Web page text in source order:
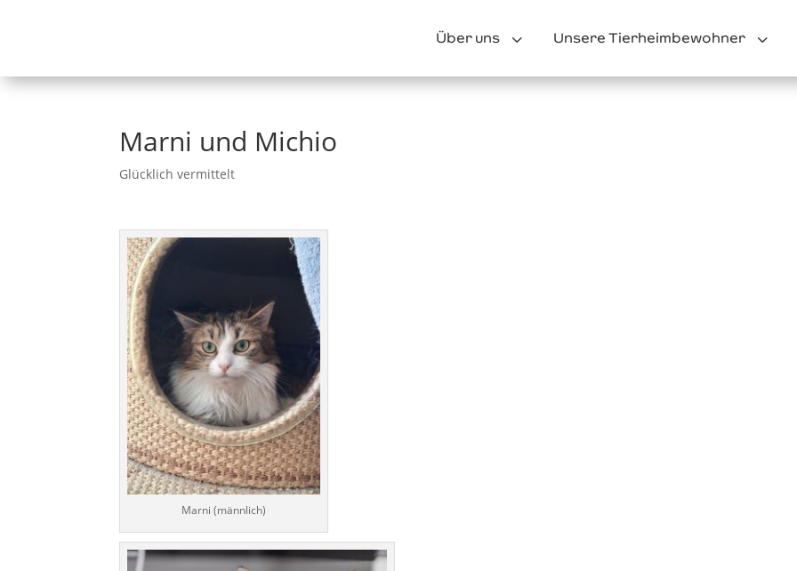
3
Über uns 3
Unsere Tierheimbewohner
Marni und Michio
Glücklich vermittelt
Marni (männlich)